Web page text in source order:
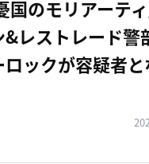
国のモリアーテ
レストレード警
ックが容疑者